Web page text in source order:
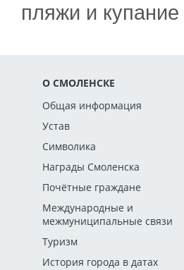
пляжи и
О СМОЛЕНСКЕ
Общая информация
Устав
Символика
Награды Смоленска
Почётные граждане
Международные и
межмуниципальные связи
Туризм
История города в датах